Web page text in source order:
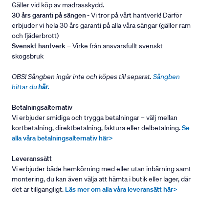
Gäller vid köp av madrasskydd.
30 års garanti på sängen- Vi tror på vårt hantverk! Därför
erbjuder vi hela 30 års garanti på alla våra sängar (gäller ram
och fjäderbrott)
Svenskt hantverk– Virke från ansvarsfullt svenskt
skogsbruk
OBS! Sängben ingår inte och köpes till separat. Sängben
hittar duhär.
Betalningsalternativ
Vi erbjuder smidiga och trygga betalningar – välj mellan
kortbetalning, direktbetalning, faktura eller delbetalning.Se
alla våra betalningsalternativ här>
Leveranssätt
Vi erbjuder både hemkörning med eller utan inbärning samt
montering, du kan även välja att hämta i butik eller lager, där
det är tillgängligt. Läs mer om alla våra leveransätt här>